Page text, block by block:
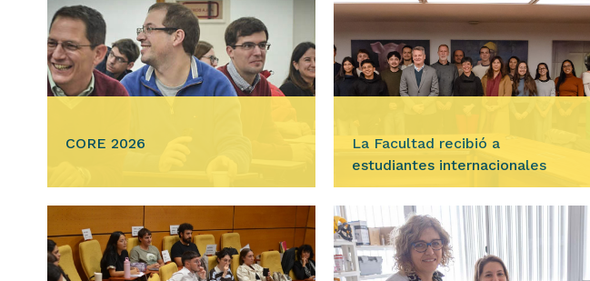
CORE 2026
Los días viernes 7 y sábado 8 de
agosto, la Facultad de Ciencias
Económicas llevará a cabo a una
nueva edición del Córdoba
Economics Annual…
La Facultad recibió a
estudiantes internacionales
En la mañana del miércoles 5 de
agosto, la Facultad le dio la
bienvenida a 23 estudiantes
Ingresar